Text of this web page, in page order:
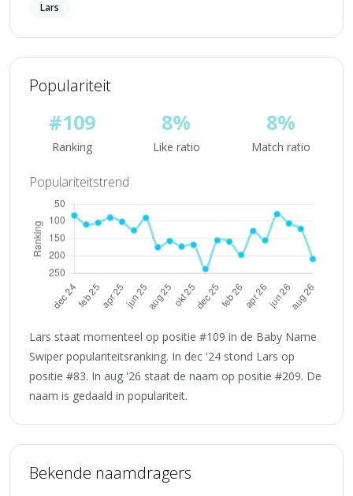
Lars
Populariteit
#109
Ranking
8%
Like ratio
8%
Match ratio
Populariteitstrend
Lars staat momenteel op positie #109 in de Baby Name
Swiper populariteitsranking. In dec '24 stond Lars op
positie #83. In aug '26 staat de naam op positie #209. De
naam is gedaald in populariteit.
Bekende naamdragers